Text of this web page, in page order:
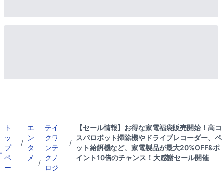
ト
ッ
プ
ペ
ー
/
エ
ン
タ
メ
/
テイ
クワ
ンテ
クノ
ロジ
/
【セール情報】お得な家電福袋販売開始！高コ
スパロボット掃除機やドライブレコーダー、ペ
ット給餌機など、家電製品が最大20%OFF&ポ
イント10倍のチャンス！大感謝セール開催